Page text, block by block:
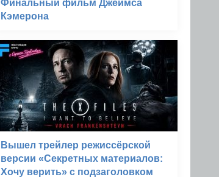
Финальный фильм Джеймса
Кэмерона
Вышел трейлер режиссёрской
версии «Секретных материалов:
Хочу верить» с подзаголовком